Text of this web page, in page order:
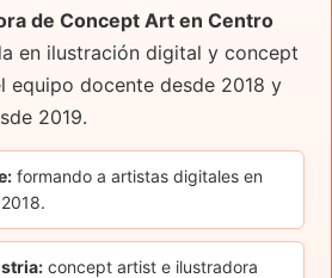
de Concept Art en Centro
en ilustración digital y concept
equipo docente desde 2018 y
2019.
formando a artistas digitales en
concept artist e ilustradora